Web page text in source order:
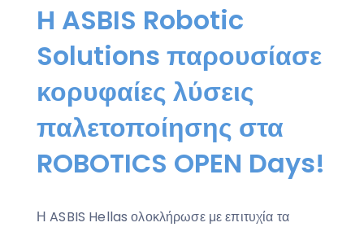
Η ASBIS Robotic
Solutions παρουσίασε
κορυφαίες λύσεις
παλετοποίησης στα
ROBOTICS OPEN Days!
Η ASBIS Hellas ολοκλήρωσε με επιτυχία τα